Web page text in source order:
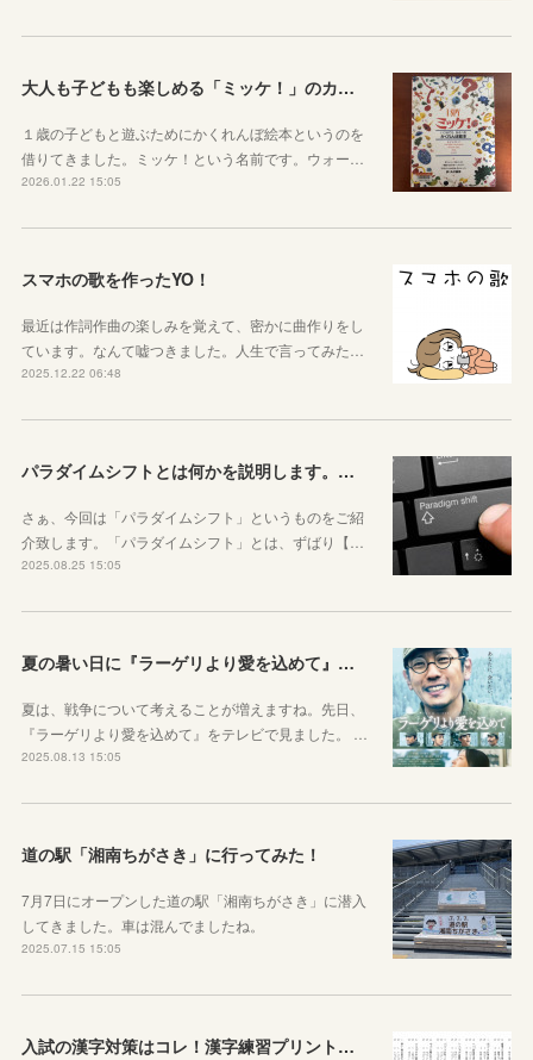
大人も子どもも楽しめる「ミッケ！」のカニに翻弄された話
１歳の子どもと遊ぶためにかくれんぼ絵本というのを
借りてきました。ミッケ！という名前です。ウォー…
2026.01.22 15:05
スマホの歌を作ったYO！
最近は作詞作曲の楽しみを覚えて、密かに曲作りをし
ています。なんて嘘つきました。人生で言ってみた…
2025.12.22 06:48
パラダイムシフトとは何かを説明します。あなたも使ってみましょう
さぁ、今回は「パラダイムシフト」というものをご紹
介致します。「パラダイムシフト」とは、ずばり【…
2025.08.25 15:05
夏の暑い日に『ラーゲリより愛を込めて』を見ました
夏は、戦争について考えることが増えますね。先日、
『ラーゲリより愛を込めて』をテレビで見ました。 …
2025.08.13 15:05
道の駅「湘南ちがさき」に行ってみた！
7月7日にオープンした道の駅「湘南ちがさき」に潜入
してきました。車は混んでましたね。
2025.07.15 15:05
入試の漢字対策はコレ！漢字練習プリントのご紹介！